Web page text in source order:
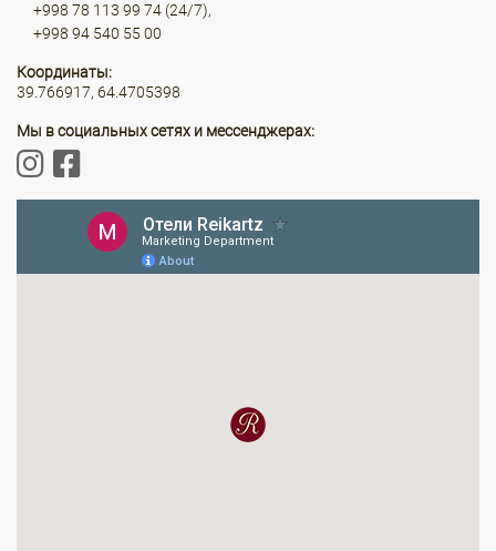
+998 78 113 99 74 (24/7),
+998 94 540 55 00
Координаты:
39.766917, 64.4705398
Мы в социальных сетях и мессенджерах: